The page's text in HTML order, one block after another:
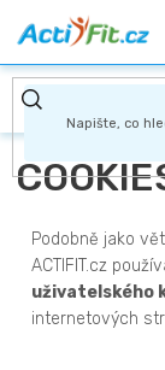
na
obsah
Podobně jako
ACTIFIT.cz
uživatelského
internetových